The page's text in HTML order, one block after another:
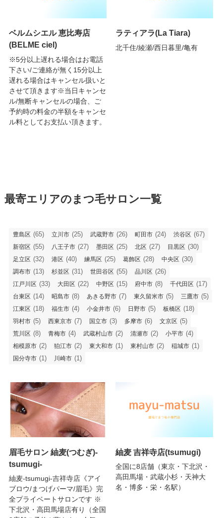
ベルムシエル 恵比寿店
(BELME ciel)
※5分以上遅れる場合はお電話
下さい/ご連絡が無く15分以上
遅れる場合はキャンセル扱いと
させて頂きます※当日キャンセ
ル/無断キャンセルの場合、ご
予約時の料金の半額をキャンセ
ル料としてお支払い頂きます。
ラティアラ(La Tiara)
北千住/綾瀬/西日暮里/亀有
最寄エリアのまつ毛サロン一覧
豊島区 (65) 立川市 (25) 武蔵野市 (26) 町田市 (24) 渋谷区 (67)
新宿区 (55) 八王子市 (27) 墨田区 (25) 北区 (27) 目黒区 (30)
足立区 (32) 港区 (40) 練馬区 (25) 葛飾区 (28) 中央区 (30)
調布市 (13) 杉並区 (31) 世田谷区 (55) 品川区 (26)
江戸川区 (33) 大田区 (22) 中野区 (15) 府中市 (8) 千代田区 (17)
台東区 (14) 昭島市 (8) あきる野市 (7) 東久留米市 (5) 三鷹市 (5)
江東区 (18) 福生市 (4) 小金井市 (6) 日野市 (5) 板橋区 (18)
羽村市 (5) 西東京市 (7) 国立市 (3) 多摩市 (6) 文京区 (5)
荒川区 (8) 青梅市 (4) 武蔵村山市 (2) 清瀬市 (2) 小平市 (4)
相模原市 (2) 狛江市 (2) 東大和市 (1) 東村山市 (2) 稲城市 (1)
国分寺市 (1) 川崎市 (1)
眉毛サロン 紬麦(つむぎ)-
tsumugi-
紬麦-tsumugi-吉祥寺店《アイ
ブロウ/まつげパーマ/眉毛》完
全プライベートサロンです ※
下北沢・高田馬場店有り（全国
紬麦 吉祥寺店(tsumugi)
全国に8店舗（東京・下北沢・
高田馬場・武蔵小杉・天神大
名・博多・栄・名駅）